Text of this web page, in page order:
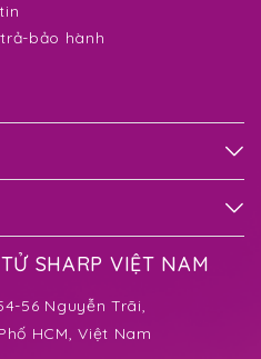
bảo hành
SHARP VIỆT NAM
56 Nguyễn Trãi,
HCM, Việt Nam